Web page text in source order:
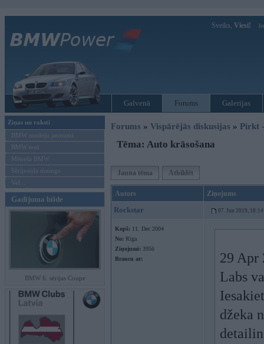
Sveiks, Viesi!
Galvenā Forums Galerijas
Ziņas un raksti
BMW modeļu jaunumi
BMW testi
Mēneša BMW
Sērijveida tūnings
Vel...
Gadījuma bilde
BMW 6. sērijas Coupe
Forums » Vispārējās diskusijas » Pirkt
Tēma: Auto krāsošana
Jauna tēma Atbildēt
Autors Ziņojums
Rockstar 07. Jun 2019, 18:14
Kopš: 11. Dec 2004
No: Rīga
Ziņojumi: 3956
Braucu ar:
29 Apr
Labs
džeka